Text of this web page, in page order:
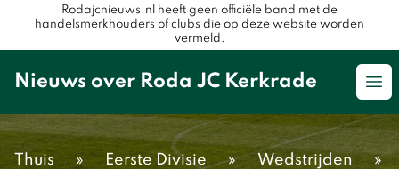
Rodajcnieuws.nl heeft geen officiële band met de
handelsmerkhouders of clubs die op deze website worden
vermeld.
Nieuws over Roda JC Kerkrade
Thuis » Eerste Divisie » Wedstrijden
»